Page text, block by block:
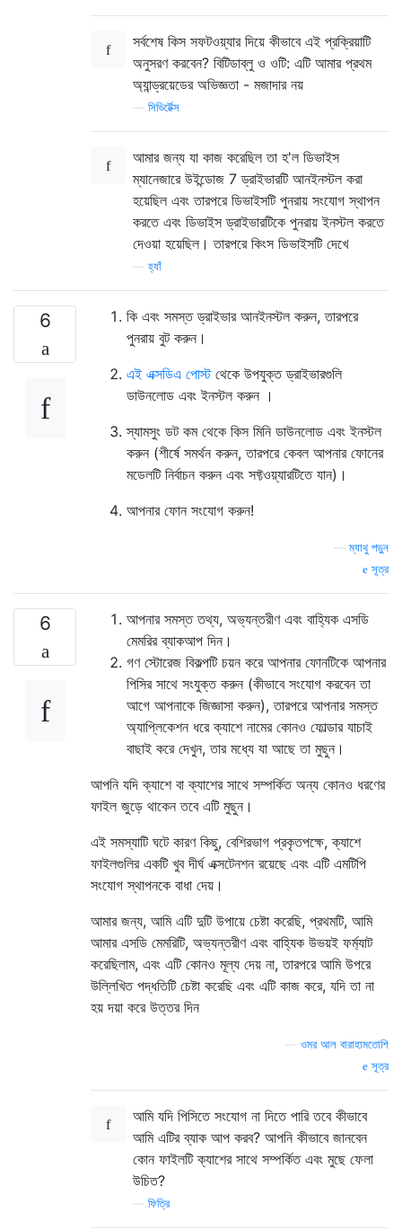
সর্বশেষ কিস সফটওয়্যার দিয়ে কীভাবে এই প্রক্রিয়াটি
অনুসরণ করবেন? বিটিডাব্লু ও ওটি: এটি আমার প্রথম
অ্যান্ড্রয়েডের অভিজ্ঞতা - মজাদার নয়
সিভির্টেক্স
আমার জন্য যা কাজ করেছিল তা হ'ল ডিভাইস
ম্যানেজারে উইন্ডোজ 7 ড্রাইভারটি আনইনস্টল করা
হয়েছিল এবং তারপরে ডিভাইসটি পুনরায় সংযোগ স্থাপন
করতে এবং ডিভাইস ড্রাইভারটিকে পুনরায় ইনস্টল করতে
দেওয়া হয়েছিল। তারপরে কিংস ডিভাইসটি দেখে
—হ্যাঁ
6
কি এবং সমস্ত ড্রাইভার আনইনস্টল করুন, তারপরে
পুনরায় বুট করুন।
এই এক্সডিএ পোস্টথেকে উপযুক্ত ড্রাইভারগুলি
ডাউনলোড এবং ইনস্টল করুন ।
স্যামসুং ডট কম থেকে কিস মিনি ডাউনলোড এবং ইনস্টল
করুন (শীর্ষে সমর্থন করুন, তারপরে কেবল আপনার ফোনের
মডেলটি নির্বাচন করুন এবং সফ্টওয়্যারটিতে যান)।
আপনার ফোন সংযোগ করুন!
—ম্যাথু পড়ুন
সূত্র
6
আপনার সমস্ত তথ্য, অভ্যন্তরীণ এবং বাহ্যিক এসডি
মেমরির ব্যাকআপ দিন।
গণ স্টোরেজ বিকল্পটি চয়ন করে আপনার ফোনটিকে আপনার
পিসির সাথে সংযুক্ত করুন (কীভাবে সংযোগ করবেন তা
আগে আপনাকে জিজ্ঞাসা করুন), তারপরে আপনার সমস্ত
অ্যাপ্লিকেশন ধরে ক্যাশে নামের কোনও ফোল্ডার যাচাই
বাছাই করে দেখুন, তার মধ্যে যা আছে তা মুছুন।
আপনি যদি ক্যাশে বা ক্যাশের সাথে সম্পর্কিত অন্য কোনও ধরণের
ফাইল জুড়ে থাকেন তবে এটি মুছুন।
এই সমস্যাটি ঘটে কারণ কিছু, বেশিরভাগ প্রকৃতপক্ষে, ক্যাশে
ফাইলগুলির একটি খুব দীর্ঘ এক্সটেনশন রয়েছে এবং এটি এমটিপি
সংযোগ স্থাপনকে বাধা দেয়।
আমার জন্য, আমি এটি দুটি উপায়ে চেষ্টা করেছি, প্রথমটি, আমি
আমার এসডি মেমরিটি, অভ্যন্তরীণ এবং বাহ্যিক উভয়ই ফর্ম্যাট
করেছিলাম, এবং এটি কোনও মূল্য দেয় না, তারপরে আমি উপরে
উল্লিখিত পদ্ধতিটি চেষ্টা করেছি এবং এটি কাজ করে, যদি তা না
হয় দয়া করে উত্তর দিন
ওমর আল বারাহামতোশি
সূত্র
আমি যদি পিসিতে সংযোগ না দিতে পারি তবে কীভাবে
আমি এটির ব্যাক আপ করব? আপনি কীভাবে জানবেন
কোন ফাইলটি ক্যাশের সাথে সম্পর্কিত এবং মুছে ফেলা
উচিত?
ফিত্রি